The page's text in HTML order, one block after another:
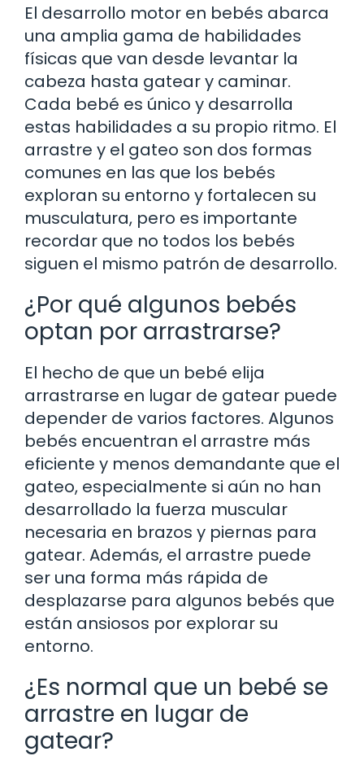
El desarrollo motor en bebés abarca
una amplia gama de habilidades
físicas que van desde levantar la
cabeza hasta gatear y caminar.
Cada bebé es único y desarrolla
estas habilidades a su propio ritmo. El
arrastre y el gateo son dos formas
comunes en las que los bebés
exploran su entorno y fortalecen su
musculatura, pero es importante
recordar que no todos los bebés
siguen el mismo patrón de desarrollo.
¿Por qué algunos bebés
optan por arrastrarse?
El hecho de que un bebé elija
arrastrarse en lugar de gatear puede
depender de varios factores. Algunos
bebés encuentran el arrastre más
eficiente y menos demandante que el
gateo, especialmente si aún no han
desarrollado la fuerza muscular
necesaria en brazos y piernas para
gatear. Además, el arrastre puede
ser una forma más rápida de
desplazarse para algunos bebés que
están ansiosos por explorar su
entorno.
¿Es normal que un bebé se
arrastre en lugar de
gatear?